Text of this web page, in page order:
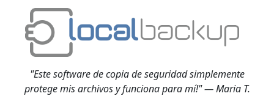
"Este software de copia de seguridad simplemente
protege mis archivos y funciona para mí!" — Maria T.